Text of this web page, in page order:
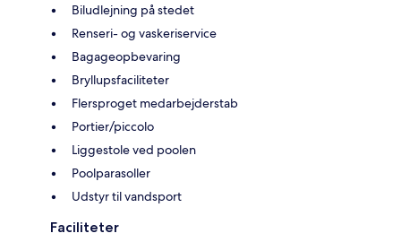
Biludlejning på stedet
Renseri- og vaskeriservice
Bagageopbevaring
Bryllupsfaciliteter
Flersproget medarbejderstab
Portier/piccolo
Liggestole ved poolen
Poolparasoller
Udstyr til vandsport
Faciliteter